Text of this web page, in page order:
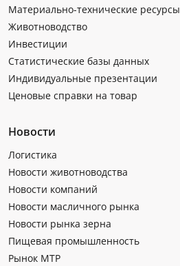
Материально-технические ресурсы
Животноводство
Инвестиции
Статистические базы данных
Индивидуальные презентации
Ценовые справки на товар
Новости
Логистика
Новости животноводства
Новости компаний
Новости масличного рынка
Новости рынка зерна
Пищевая промышленность
Рынок МТР